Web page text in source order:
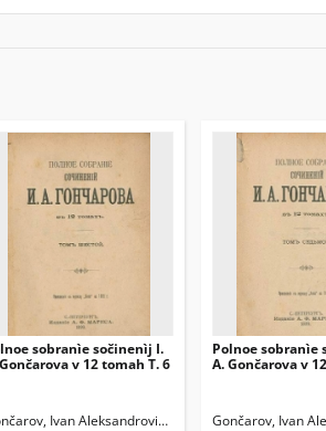
sobranìe sočinenìj I.
v 12 tomah T. 6
Ivan Aleksandrovič (1812-1891)
Polnoe sobranìe
A. Gončarova v
Gončarov, Ivan